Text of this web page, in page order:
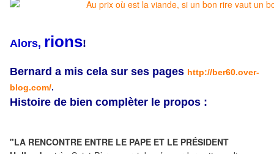
Alors, rions!
Bernard a mis cela sur ses pages http://ber60.over-
blog.com/.
Histoire de bien complèter le propos :
"LA RENCONTRE ENTRE LE PAPE ET LE PRÉSIDENT